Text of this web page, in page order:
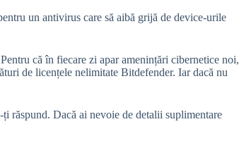
un antivirus care să aibă grijă de device-urile
că în fiecare zi apar amenințări cibernetice noi,
de licențele nelimitate Bitdefender. Iar dacă nu
răspund. Dacă ai nevoie de detalii suplimentare